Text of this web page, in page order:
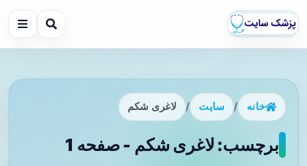
خانه / سایت / لاغری شکم
برچسب: لاغری شکم - صفحه 1